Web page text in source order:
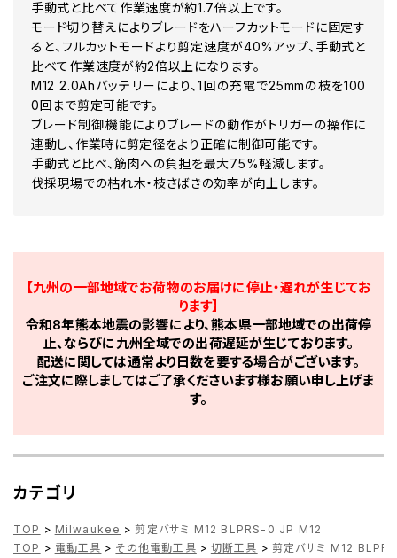
手動式と比べて作業速度が約1.7倍以上です。
モード切り替えによりブレードをハーフカットモードに固定す
ると、フルカットモードより剪定速度が40%アップ、手動式と
比べて作業速度が約2倍以上になります。
M12 2.0Ahバッテリーにより、1回の充電で25mmの枝を100
0回まで剪定可能です。
ブレード制御機能によりブレードの動作がトリガーの操作に
連動し、作業時に剪定径をより正確に制御可能です。
手動式と比べ、筋肉への負担を最大75%軽減します。
伐採現場での枯れ木・枝さばきの効率が向上します。
【九州の一部地域でお荷物のお届けに停止・遅れが生じてお
ります】
令和8年熊本地震の影響により、熊本県一部地域での出荷停
止、ならびに九州全域での出荷遅延が生じております。
配送に関しては通常より日数を要する場合がございます。
ご注文に際しましてはご了承くださいます様お願い申し上げま
す。
カテゴリ
TOP > Milwaukee > 剪定バサミ M12 BLPRS-0 JP M12
TOP > 電動工具 > その他電動工具 > 切断工具 > 剪定バサミ M12